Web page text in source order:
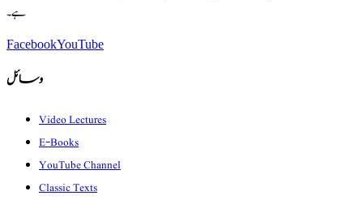
ہے۔
FacebookYouTube
وسائل
Video Lectures
E-Books
YouTube Channel
Classic Texts